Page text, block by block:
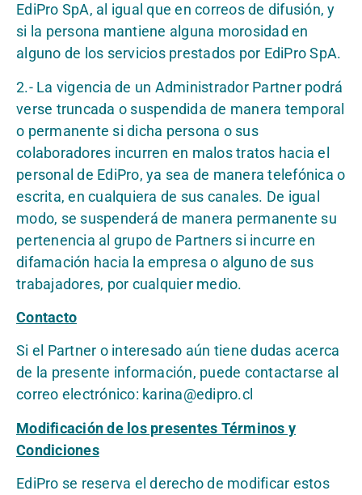
EdiPro SpA, al igual que en correos de difusión, y
si la persona mantiene alguna morosidad en
alguno de los servicios prestados por EdiPro SpA.
2.- La vigencia de un Administrador Partner podrá
verse truncada o suspendida de manera temporal
o permanente si dicha persona o sus
colaboradores incurren en malos tratos hacia el
personal de EdiPro, ya sea de manera telefónica o
escrita, en cualquiera de sus canales. De igual
modo, se suspenderá de manera permanente su
pertenencia al grupo de Partners si incurre en
difamación hacia la empresa o alguno de sus
trabajadores, por cualquier medio.
Contacto
Si el Partner o interesado aún tiene dudas acerca
de la presente información, puede contactarse al
correo electrónico: karina@edipro.cl
Modificación de los presentes Términos y
Condiciones
EdiPro se reserva el derecho de modificar estos